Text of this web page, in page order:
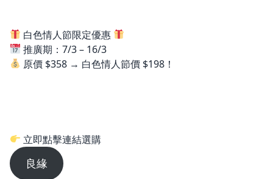
白色情人節限定優惠
推廣期：7/3 – 16/3
原價 $358 → 白色情人節價 $198！
立即點擊連結選購
良緣